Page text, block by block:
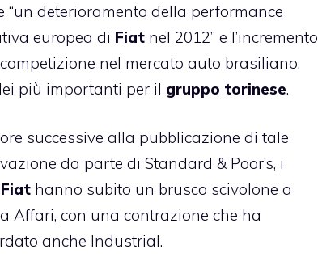
“un deterioramento della performance
europea di Fiat nel 2012” e l’incremento
nel mercato auto brasiliano,
più importanti per il gruppo torinese.
successive alla pubblicazione di tale
da parte di Standard & Poor’s, i
Fiat hanno subito un brusco scivolone a
Affari, con una contrazione che ha
anche Industrial.